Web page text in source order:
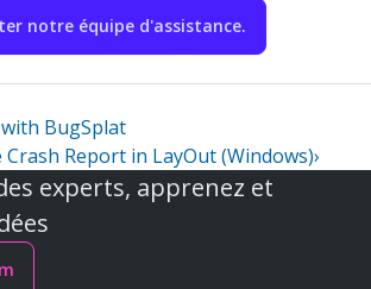
notre équipe d'assistance.
BugSplat
Report in LayOut (Windows)›
experts, apprenez et